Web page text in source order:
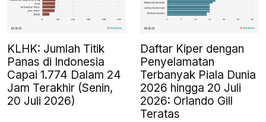
KLHK: Jumlah Titik
Panas di Indonesia
Capai 1.774 Dalam 24
Jam Terakhir (Senin,
20 Juli 2026)
Daftar Kiper dengan
Penyelamatan
Terbanyak Piala Dunia
2026 hingga 20 Juli
2026: Orlando Gill
Teratas